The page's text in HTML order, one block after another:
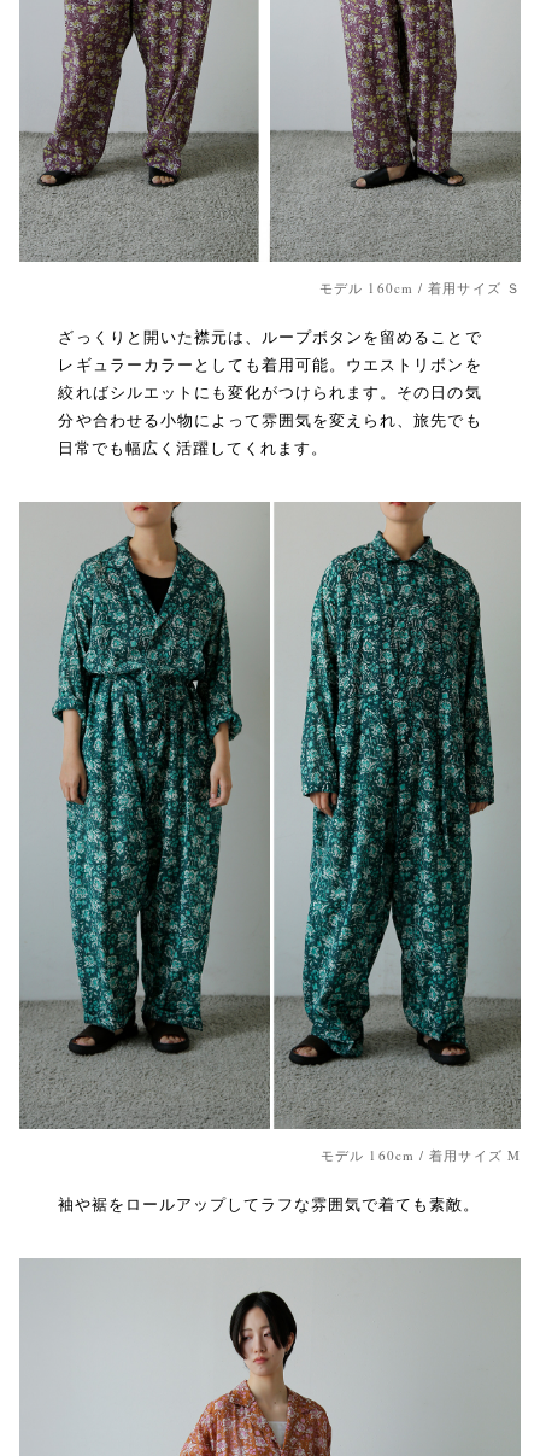
モデル 160cm / 着用サイズ Ｓ
ざっくりと開いた襟元は、ループボタンを留めることで
レギュラーカラーとしても着用可能。ウエストリボンを
絞ればシルエットにも変化がつけられます。その日の気
分や合わせる小物によって雰囲気を変えられ、旅先でも
日常でも幅広く活躍してくれます。
モデル 160cm / 着用サイズ M
袖や裾をロールアップしてラフな雰囲気で着ても素敵。